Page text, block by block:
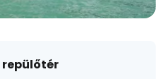
repülőtér